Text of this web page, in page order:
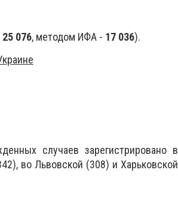
25 076, методом ИФА - 17 036).
случаев зарегистрировано в
во Львовской (308) и Харьковской